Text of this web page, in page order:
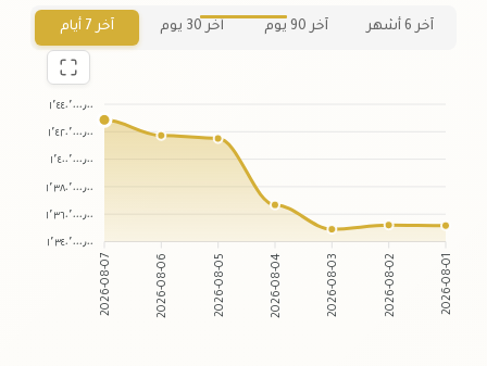
آخر 6 أشهر آخر 90 يوم آخر 30 يوم آخر 7 أيام
١٬٤٤٠٬٠٠٠٫٠٠
١٬٤٢٠٬٠٠٠٫٠٠
١٬٤٠٠٬٠٠٠٫٠٠
١٬٣٨٠٬٠٠٠٫٠٠
١٬٣٦٠٬٠٠٠٫٠٠
١٬٣٤٠٬٠٠٠٫٠٠
2026-08-07 2026-08-06 2026-08-05 2026-08-04 2026-08-03 2026-08-02 2026-08-01